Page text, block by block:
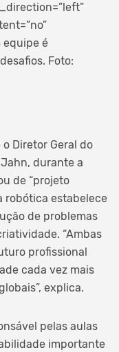
equipe é
Foto:
Diretor Geral do
durante a
de “projeto
robótica estabelece
de problemas
“Ambas
profissional
cada vez mais
explica.
pelas aulas
importante